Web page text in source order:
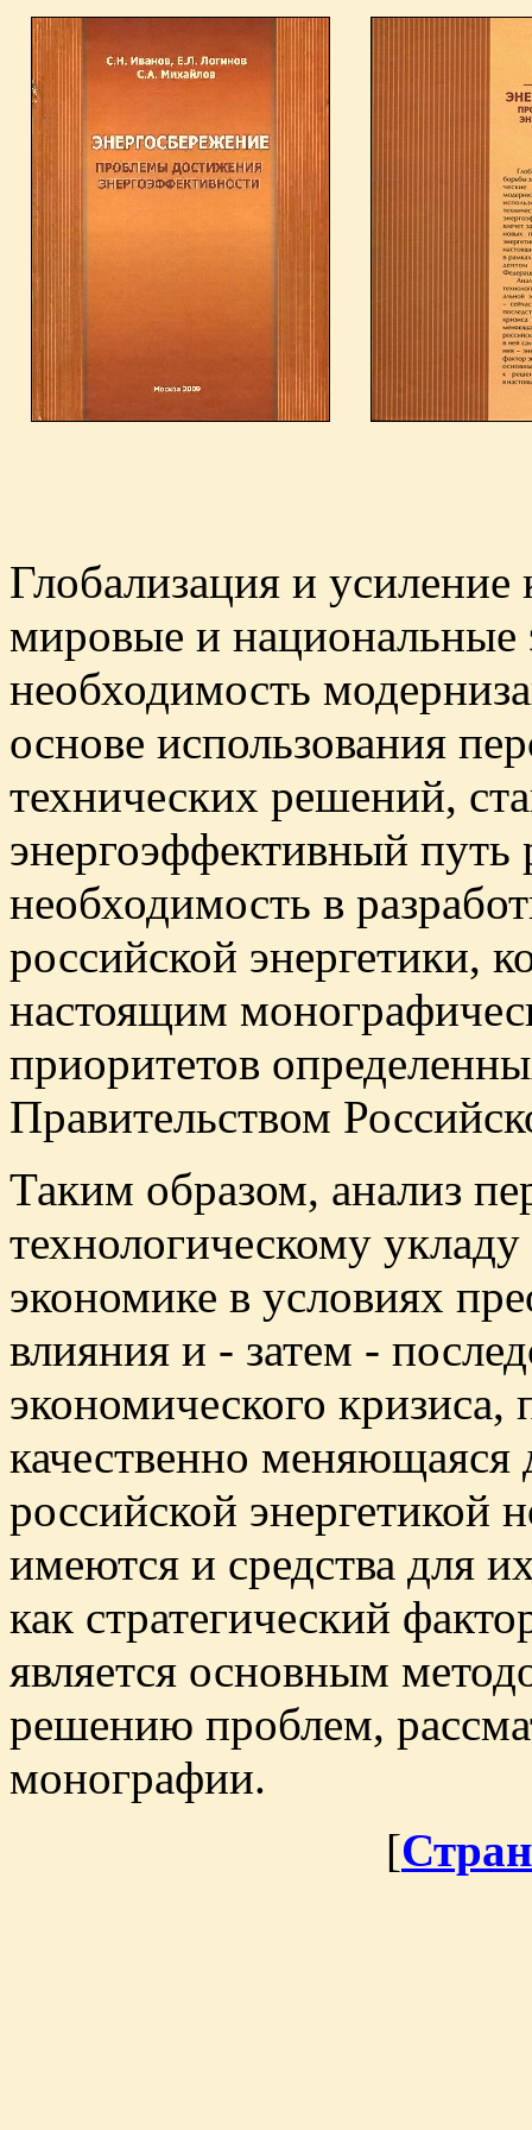
Глобализация и
мировые и национальные
необходимость
основе использования
технических решений,
энергоэффективный путь
необходимость в
российской энергетики,
настоящим
приоритетов
Правительством
Таким образом, анализ
технологическому
экономике в условиях
влияния и - затем -
экономического кризиса,
качественно меняющаяся
российской
имеются и средства для
как стратегический
является основным
решению проблем,
монографии.
[